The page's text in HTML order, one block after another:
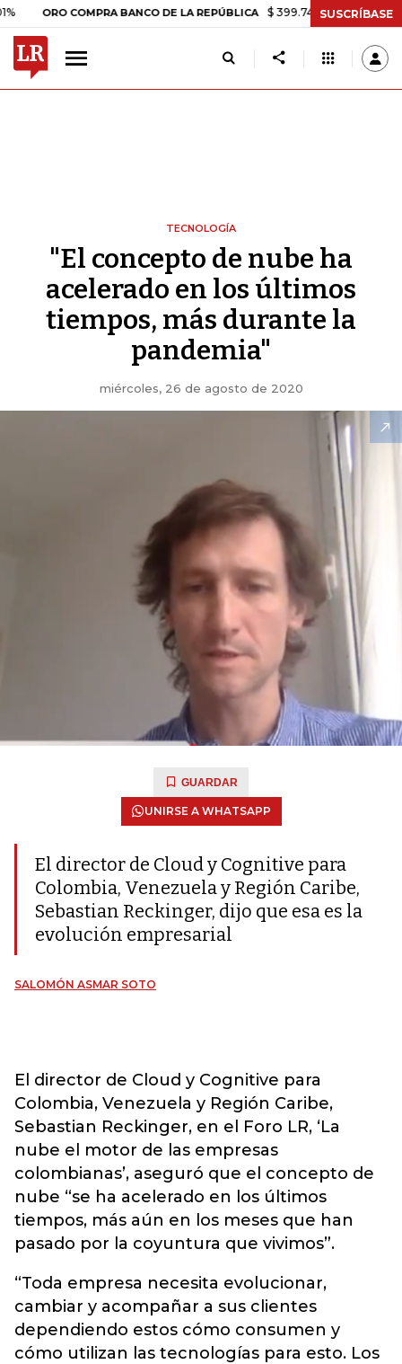
COMPRA BANCO DE LA REPÚBLICA $ 399.745,16 +$ 2.295,71
SUSCRÍBASE
TECNOLOGÍA
"El concepto de nube ha
acelerado en los últimos
tiempos, más durante la
pandemia"
miércoles, 26 de agosto de 2020
GUARDAR
UNIRSE A WHATSAPP
El director de Cloud y Cognitive para
Colombia, Venezuela y Región Caribe,
Sebastian Reckinger, dijo que esa es la
evolución empresarial
SALOMÓN ASMAR SOTO
El director de Cloud y Cognitive para
Colombia, Venezuela y Región Caribe,
Sebastian Reckinger, en el Foro LR, ‘La
nube el motor de las empresas
colombianas’, aseguró que el concepto de
nube “se ha acelerado en los últimos
tiempos, más aún en los meses que han
pasado por la coyuntura que vivimos”.
“Toda empresa necesita evolucionar,
cambiar y acompañar a sus clientes
dependiendo estos cómo consumen y
cómo utilizan las tecnologías para esto. Los